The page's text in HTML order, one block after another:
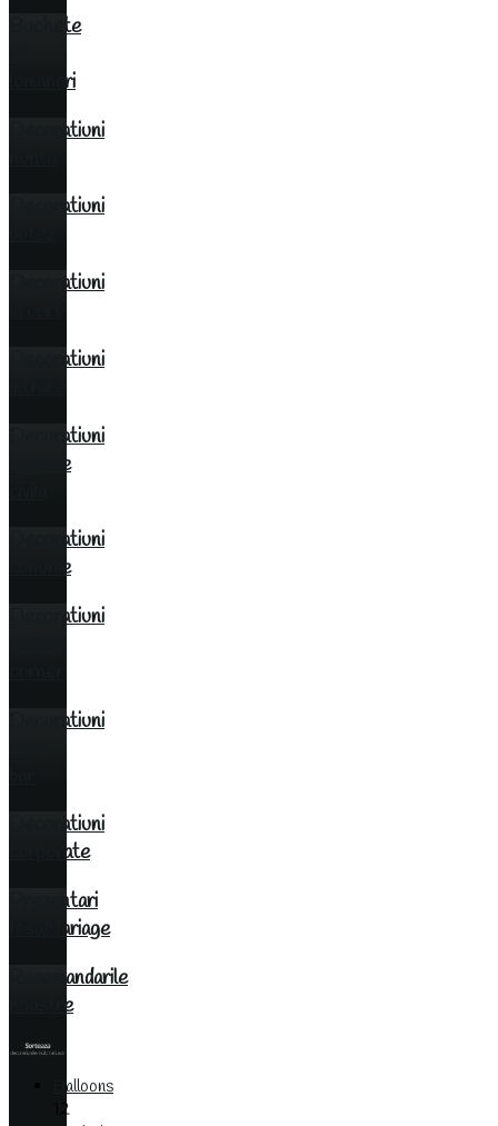
Buchete
lumanari
Decoratiuni
Decoratiuni
Decoratiuni
Decoratiuni
Decoratiuni
cununie
Decoratiuni
cununie
Decoratiuni
Decoratiuni
Decoratiuni
corporate
Prezentari
IssaMariage
Recomandarile
noastre
Balloons
12